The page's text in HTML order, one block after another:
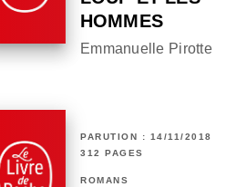
HOMMES
Emmanuelle Pirotte
PARUTION : 14/11/2018
312 PAGES
ROMANS